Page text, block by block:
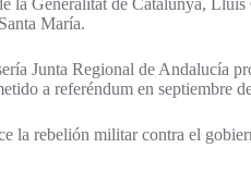
la Generalitat de Catalunya,
María.
Junta Regional de Andalucía
a referéndum en septiembre
la rebelión militar contra el